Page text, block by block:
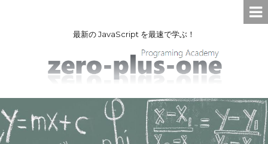
最新の JavaScript を最速で学ぶ！